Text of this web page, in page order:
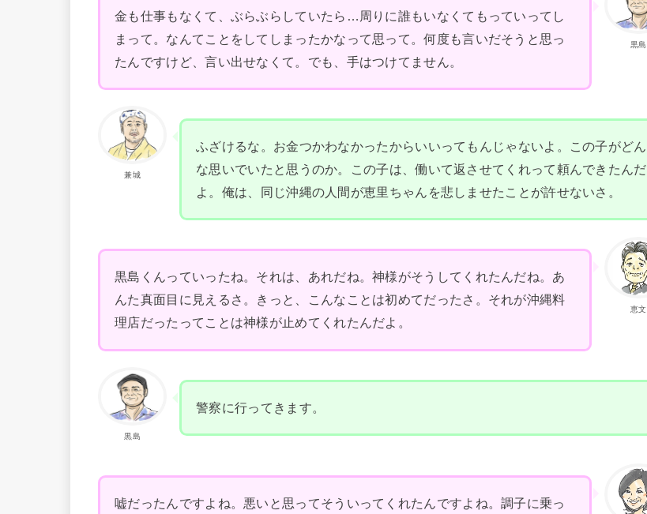
黒島
金も仕事もなくて、ぶらぶらしていたら…周りに誰もいなくてもっていってし
まって。なんてことをしてしまったかなって思って。何度も言いだそうと思っ
たんですけど、言い出せなくて。でも、手はつけてません。
兼城
ふざけるな。お金つかわなかったからいいってもんじゃないよ。この子がどん
な思いでいたと思うのか。この子は、働いて返させてくれって頼んできたんだ
よ。俺は、同じ沖縄の人間が恵里ちゃんを悲しませたことが許せないさ。
恵文
黒島くんっていったね。それは、あれだね。神様がそうしてくれたんだね。あ
んた真面目に見えるさ。きっと、こんなことは初めてだったさ。それが沖縄料
理店だったってことは神様が止めてくれたんだよ。
黒島
警察に行ってきます。
嘘だったんですよね。悪いと思ってそういってくれたんですよね。調子に乗っ